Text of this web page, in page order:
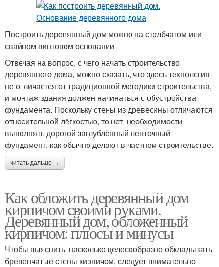
Построить деревянный дом можно на столбчатом или
свайном винтовом основании
Отвечая на вопрос, с чего начать строительство
деревянного дома, можно сказать, что здесь технология
не отличается от традиционной методики строительства,
и монтаж здания должен начинаться с обустройства
фундамента. Поскольку стены из древесины отличаются
относительной лёгкостью, то нет необходимости
выполнять дорогой заглублённый ленточный
фундамент, как обычно делают в частном строительстве.
читать дальше →
Как обложить деревянный дом
кирпичом своими руками.
Деревянный дом, обложенный
кирпичом: плюсы и минусы
Чтобы выяснить, насколько целесообразно обкладывать
бревенчатые стены кирпичом, следует внимательно